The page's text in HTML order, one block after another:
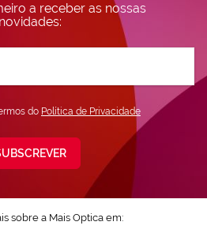
a receber as nossas
novidades:
do Política de Privacidade
sobre a Mais Optica em: